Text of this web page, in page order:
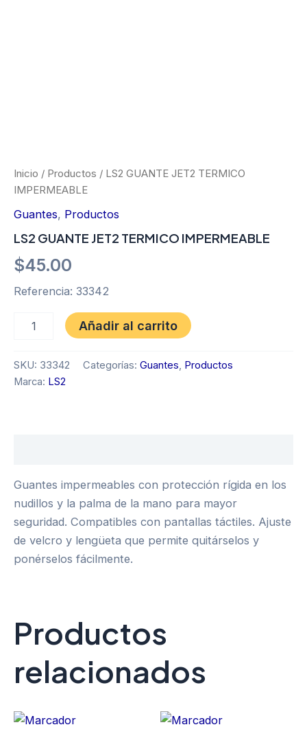
Inicio / Productos / LS2 GUANTE JET2 TERMICO
IMPERMEABLE
Guantes, Productos
LS2 GUANTE JET2 TERMICO IMPERMEABLE
$45.00
Referencia: 33342
TERMICO
IMPERMEABLE
Añadir al carrito
SKU: 33342 Categorías: Guantes Productos
Marca: LS2
Guantes impermeables con protección rígida en los
nudillos y la palma de la mano para mayor
seguridad. Compatibles con pantallas táctiles. Ajuste
de velcro y lengüeta que permite quitárselos y
ponérselos fácilmente.
Productos
relacionados